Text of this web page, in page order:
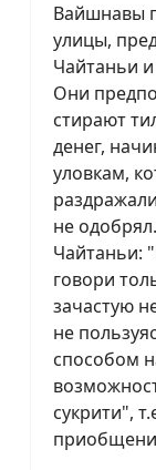
Вайшнавы
улицы,
Чайтаньи
Они
стирают
денег,
уловкам,
не
Чайтаньи:
говори
зачастую
не
способом
сукрити",